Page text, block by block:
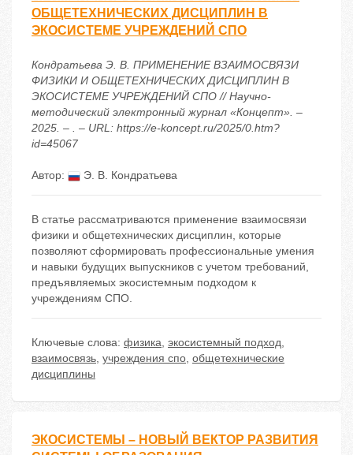
ОБЩЕТЕХНИЧЕСКИХ ДИСЦИПЛИН В
ЭКОСИСТЕМЕ УЧРЕЖДЕНИЙ СПО
Кондратьева Э. В. ПРИМЕНЕНИЕ ВЗАИМОСВЯЗИ
ФИЗИКИ И ОБЩЕТЕХНИЧЕСКИХ ДИСЦИПЛИН В
ЭКОСИСТЕМЕ УЧРЕЖДЕНИЙ СПО // Научно-
методический электронный журнал «Концепт». –
2025. – . – URL: https://e-koncept.ru/2025/0.htm?
id=45067
Автор: Э. В. Кондратьева
В статье рассматриваются применение взаимосвязи
физики и общетехнических дисциплин, которые
позволяют сформировать профессиональные умения
и навыки будущих выпускников с учетом требований,
предъявляемых экосистемным подходом к
учреждениям СПО.
Ключевые слова: физика, экосистемный подход,
взаимосвязь, учреждения спо, общетехнические
дисциплины
ЭКОСИСТЕМЫ – НОВЫЙ ВЕКТОР РАЗВИТИЯ